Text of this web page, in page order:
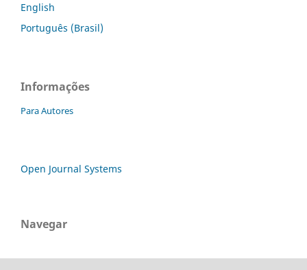
English
Português (Brasil)
Informações
Para Autores
Open Journal Systems
Navegar